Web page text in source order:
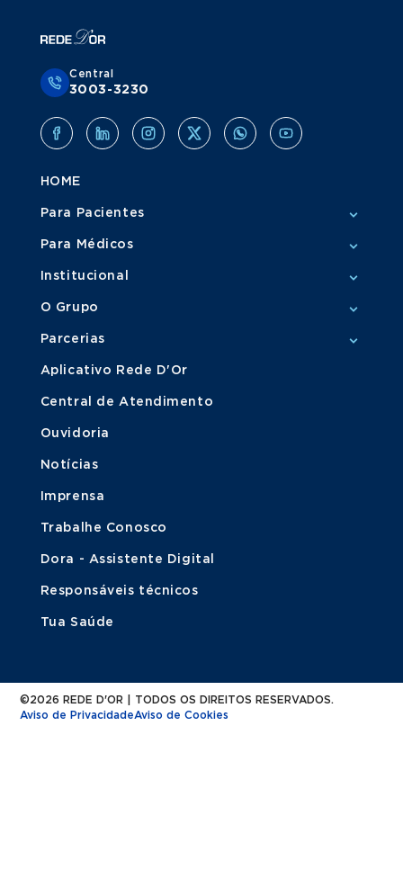
Central
3003-3230
HOME
Para Pacientes
Para Médicos
Institucional
O Grupo
Parcerias
Aplicativo Rede D'Or
Central de Atendimento
Ouvidoria
Notícias
Imprensa
Trabalhe Conosco
Dora - Assistente Digital
Responsáveis técnicos
Tua Saúde
©2026 REDE D'OR | TODOS OS DIREITOS RESERVADOS.
Aviso de PrivacidadeAviso de Cookies